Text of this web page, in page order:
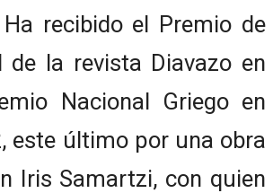
recibido el Premio de
de la revista Diavazo en
Nacional Griego en
este último por una obra
Iris Samartzi, con quien